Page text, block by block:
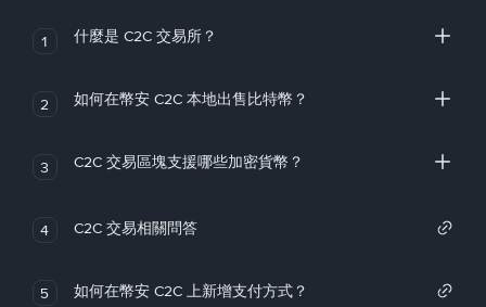
1 什麼是 C2C 交易所？
2 如何在幣安 C2C 本地出售比特幣？
3 C2C 交易區塊支援哪些加密貨幣？
4 C2C 交易相關問答
5 如何在幣安 C2C 上新增支付方式？